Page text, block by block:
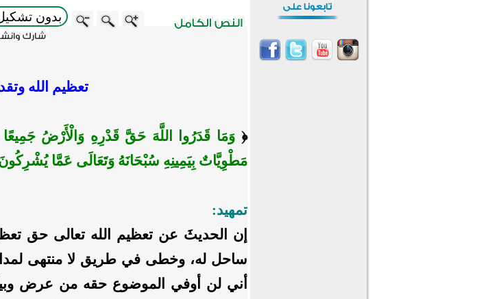
بدون
تعظيم الله
﴿ وَمَا قَدَرُوا اللَّهَ حَقَّ قَدْرِهِ وَالْأَرْضُ
مَطْوِيَّاتٌ بِيَمِينِهِ سُبْحَانَهُ وَتَعَالَى عَمَّا
تمهيد:
إن الحديثَ عن تعظيم الله تعالى حق
ساحل له، وخطى في طريق لا منتهى
أني لن أوفي الموضوع حقه من عرض
مسابقة المعلومات الإسلامية